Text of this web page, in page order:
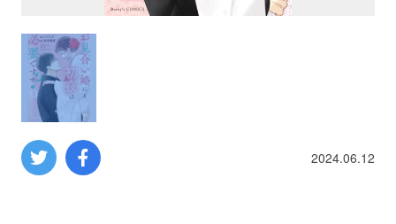
2024.06.12
コンピューター
ミリタリー
その他